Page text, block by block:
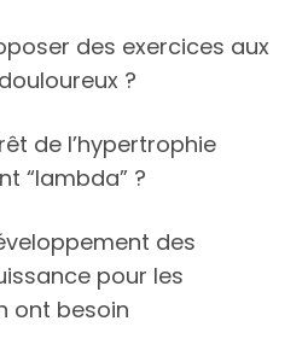
des exercices aux
?
de l’hypertrophie
“lambda” ?
des
pour les
ont besoin